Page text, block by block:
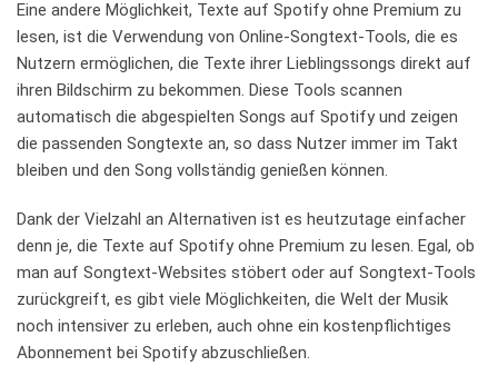
Eine andere Möglichkeit, Texte ‍auf Spotify⁣ ohne Premium zu⁤
lesen, ist die Verwendung von Online-Songtext-Tools, ⁤die ‌es
Nutzern‍ ermöglichen, die Texte ihrer Lieblingssongs direkt ⁤auf
ihren Bildschirm zu ⁤bekommen.⁤ Diese Tools‌ scannen
‍automatisch die ​abgespielten Songs⁢ auf Spotify ⁤und zeigen⁤
die⁣ passenden Songtexte an, ‌so dass ‍Nutzer immer im Takt
bleiben ⁤und den Song‌ vollständig genießen können.
Dank der Vielzahl an Alternativen⁢ ist es heutzutage⁤ einfacher
denn je, die⁢ Texte auf Spotify ohne Premium zu lesen. Egal, ⁢ob
man auf Songtext-Websites stöbert oder ⁢auf Songtext-Tools
zurückgreift, ⁢es ‍gibt⁣ viele Möglichkeiten, die ⁤Welt der Musik
noch ⁣intensiver zu erleben, ‌auch ohne ein kostenpflichtiges⁣
Abonnement bei Spotify abzuschließen.